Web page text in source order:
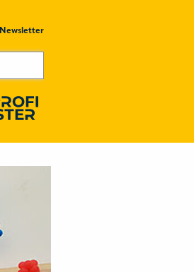
Newsletter